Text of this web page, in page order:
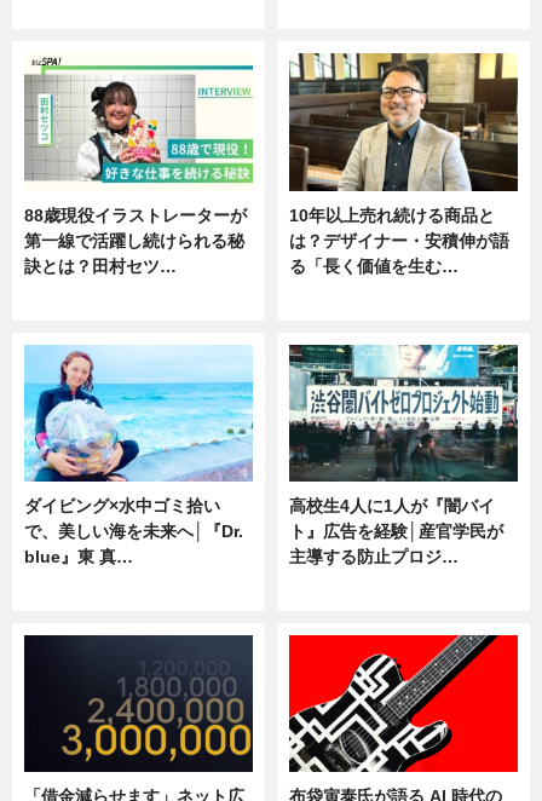
88歳現役イラストレーターが
第一線で活躍し続けられる秘
訣とは？田村セツ…
10年以上売れ続ける商品と
は？デザイナー・安積伸が語
る「長く価値を生む…
ダイビング×水中ゴミ拾い
で、美しい海を未来へ│『Dr.
blue』東 真…
高校生4人に1人が『闇バイ
ト』広告を経験│産官学民が
主導する防止プロジ…
「借金減らせます」ネット広 布袋寅泰氏が語る AI 時代の